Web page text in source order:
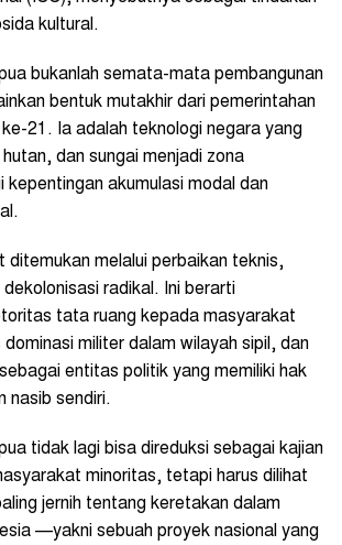
kultural.
bukanlah semata-mata pembangunan
bentuk mutakhir dari pemerintahan
21. Ia adalah teknologi negara yang
dan sungai menjadi zona
kepentingan akumulasi modal dan
ditemukan melalui perbaikan teknis,
dekolonisasi radikal. Ini berarti
tata ruang kepada masyarakat
militer dalam wilayah sipil, dan
entitas politik yang memiliki hak
nasib sendiri.
tidak lagi bisa direduksi sebagai kajian
minoritas, tetapi harus dilihat
jernih tentang keretakan dalam
—yakni sebuah proyek nasional yang